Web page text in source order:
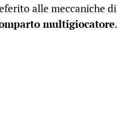
alle meccaniche di
multigiocatore.